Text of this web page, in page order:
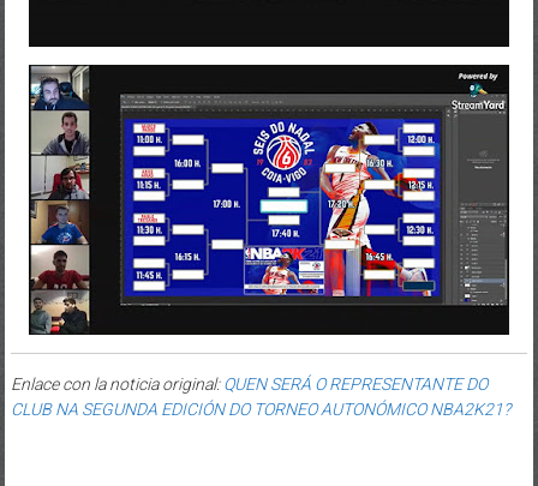
Enlace con la noticia original:QUEN SERÁ O REPRESENTANTE DO
CLUB NA SEGUNDA EDICIÓN DO TORNEO AUTONÓMICO NBA2K21?